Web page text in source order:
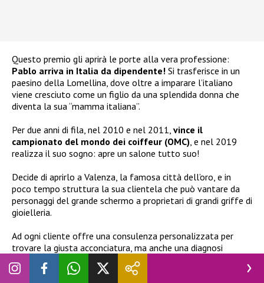
Questo premio gli aprirà le porte alla vera professione:
Pablo arriva in Italia da dipendente! Si trasferisce in un
paesino della Lomellina, dove oltre a imparare l’italiano
viene cresciuto come un figlio da una splendida donna che
diventa la sua “mamma italiana”.
Per due anni di fila, nel 2010 e nel 2011, vince il
campionato del mondo dei coiffeur (OMC), e nel 2019
realizza il suo sogno: apre un salone tutto suo!
Decide di aprirlo a Valenza, la famosa città dell’oro, e in
poco tempo struttura la sua clientela che può vantare da
personaggi del grande schermo a proprietari di grandi griffe di
gioielleria.
Ad ogni cliente offre una consulenza personalizzata per
trovare la giusta acconciatura, ma anche una diagnosi
specifica per prendersi cura di eventuali capelli danneggiati e
riportarli al massimo del loro splendore.